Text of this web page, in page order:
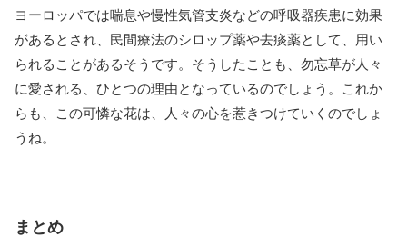
ヨーロッパでは喘息や慢性気管支炎などの呼吸器疾患に効果
があるとされ、民間療法のシロップ薬や去痰薬として、用い
られることがあるそうです。そうしたことも、勿忘草が人々
に愛される、ひとつの理由となっているのでしょう。これか
らも、この可憐な花は、人々の心を惹きつけていくのでしょ
うね。
まとめ